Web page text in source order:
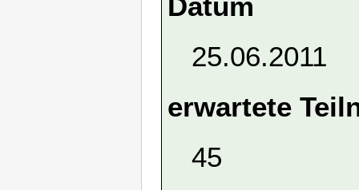
25.06.2011
erwartete
45